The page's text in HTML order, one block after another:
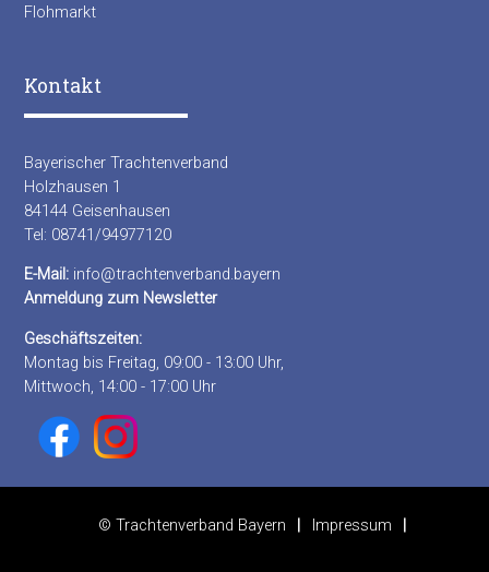
Flohmarkt
Kontakt
Bayerischer Trachtenverband
Holzhausen 1
84144 Geisenhausen
Tel: 08741/94977120
E-Mail: info@trachtenverband.bayern
Anmeldung zum Newsletter
Geschäftszeiten:
Montag bis Freitag, 09:00 - 13:00 Uhr,
Mittwoch, 14:00 - 17:00 Uhr
© Trachtenverband Bayern Impressum